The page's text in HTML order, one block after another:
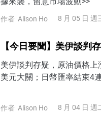
作者 Alison Ho 8 月 05 日 週
【今日要聞】美伊談判
美伊談判存疑，原油價格
美元大關；日幣匯率結束4
作者 Alison Ho 8 月 04 日 週